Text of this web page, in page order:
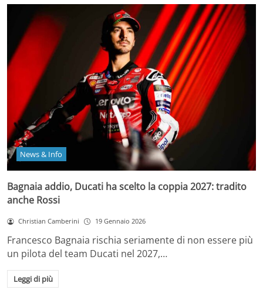
News & Info
Bagnaia addio, Ducati ha scelto la coppia 2027: tradito
anche Rossi
Christian Camberini 19 Gennaio 2026
Francesco Bagnaia rischia seriamente di non essere più
un pilota del team Ducati nel 2027,…
Leggi di più